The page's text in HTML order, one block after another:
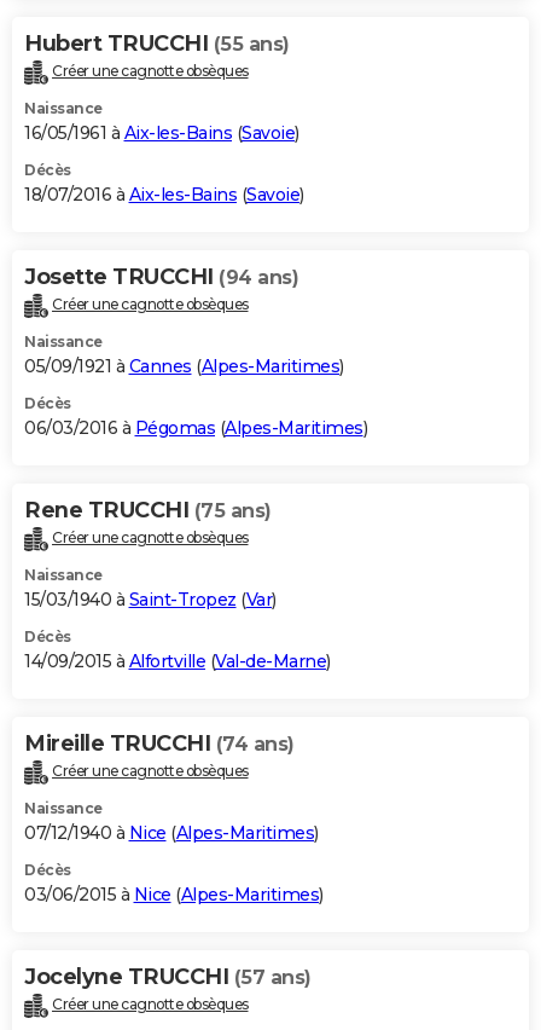
Hubert TRUCCHI (55 ans)
Créer une cagnotte obsèques
Naissance
16/05/1961 à Aix-les-Bains (Savoie)
Décès
18/07/2016 à Aix-les-Bains (Savoie)
Josette TRUCCHI (94 ans)
Créer une cagnotte obsèques
Naissance
05/09/1921 à Cannes (Alpes-Maritimes)
Décès
06/03/2016 à Pégomas (Alpes-Maritimes)
Rene TRUCCHI (75 ans)
Créer une cagnotte obsèques
Naissance
15/03/1940 à Saint-Tropez (Var)
Décès
14/09/2015 à Alfortville (Val-de-Marne)
Mireille TRUCCHI (74 ans)
Créer une cagnotte obsèques
Naissance
07/12/1940 à Nice (Alpes-Maritimes)
Décès
03/06/2015 à Nice (Alpes-Maritimes)
Jocelyne TRUCCHI (57 ans)
Créer une cagnotte obsèques